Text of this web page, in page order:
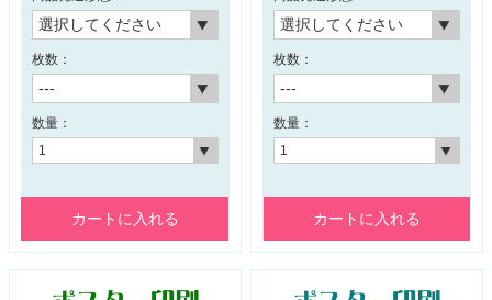
枚数：
数量：
カートに入れる
枚数：
数量：
カートに入れる